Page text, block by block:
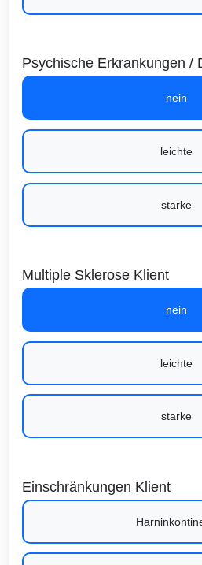
Psychische Erkrankungen /
nein
leichte
starke
Multiple Sklerose Klient
nein
leichte
starke
Einschränkungen Klient